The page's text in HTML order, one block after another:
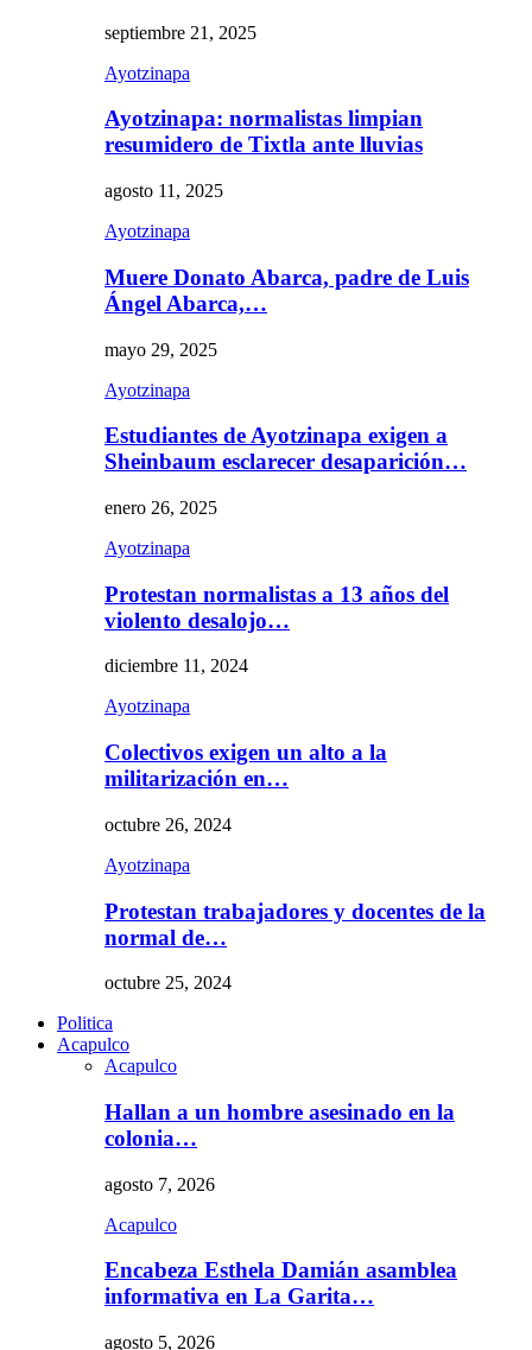
septiembre 21, 2025
Ayotzinapa
Ayotzinapa: normalistas limpian
resumidero de Tixtla ante lluvias
agosto 11, 2025
Ayotzinapa
Muere Donato Abarca, padre de Luis
Ángel Abarca,…
mayo 29, 2025
Ayotzinapa
Estudiantes de Ayotzinapa exigen a
Sheinbaum esclarecer desaparición…
enero 26, 2025
Ayotzinapa
Protestan normalistas a 13 años del
violento desalojo…
diciembre 11, 2024
Ayotzinapa
Colectivos exigen un alto a la
militarización en…
octubre 26, 2024
Ayotzinapa
Protestan trabajadores y docentes de la
normal de…
octubre 25, 2024
Politica
Acapulco
Acapulco
Hallan a un hombre asesinado en la
colonia…
agosto 7, 2026
Acapulco
Encabeza Esthela Damián asamblea
informativa en La Garita…
agosto 5, 2026